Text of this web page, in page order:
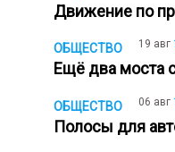
Движение по
ОБЩЕСТВО 19 авг
Ещё два моста
ОБЩЕСТВО 06 авг
Полосы для